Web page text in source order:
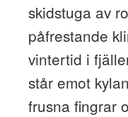
skidstuga av
påfrestande
vintertid i
står emot
frusna fingrar